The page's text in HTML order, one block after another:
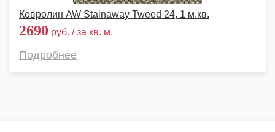
Ковролин AW Stainaway Tweed 24, 1 м.кв.
2690 руб. / за кв. м.
Подробнее